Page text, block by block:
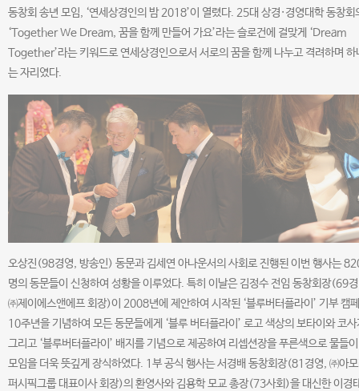
동창회 송년 모임, ‘연세상경인의 밤 2018’이 열렸다. 25대 상경·경영대학 동창회
‘Together We Dream, 꿈을 함께 만들어 가요’라는 슬로건에 걸맞게 ‘Dream
Together’라는 키워드로 연세상경인으로서 서로의 꿈을 함께 나누고 격려하며 하
는 자리였다.
오상진(98경영, 방송인) 동문과 김세연 아나운서의 사회로 진행된 이번 행사는
명의 동문들이 신청하여 성황을 이루었다. 특히 이날은 김정수 전임 동창회장(69
㈜제이에스앤에프 회장)이 2008년에 제안하여 시작된 ‘블루버터플라이’ 기부 캠
10주년을 기념하여 모든 동문들에게 ‘블루 버터플라이’ 로고 색상의 보타이와 코
그리고 ‘블루버터플라이’ 배지를 기념으로 제공하여 리셉션장을 푸른색으로 물들
모임을 더욱 뜻깊게 장식하였다. 1부 공식 행사는 서경배 동창회장(81경영, ㈜아
퍼시픽그룹 대표이사 회장)의 환영사와 김용학 모교 총장(73사회)을 대신한 이경